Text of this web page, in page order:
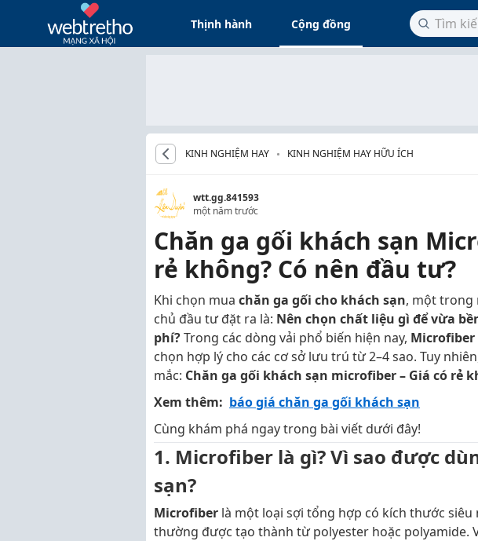
Thịnh hành Cộng đồng
KINH NGHIỆM HAY KINH NGHIỆM HAY HỮU ÍCH
wtt.gg.841593
một năm trước
Chăn ga gối khách sạn
rẻ không? Có nên đầu tư?
Khi chọn mua chăn ga gối cho khách sạn, một trong
chủ đầu tư đặt ra là: Nên chọn chất liệu gì để vừa
phí?Trong các dòng vải phổ biến hiện nay, Microfiber
chọn hợp lý cho các cơ sở lưu trú từ 2–4 sao. Tuy
mắc: Chăn ga gối khách sạn microfiber – Giá có rẻ
Xem thêm: báo giá chăn ga gối khách sạn
Cùng khám phá ngay trong bài viết dưới đây!
1. Microfiber là gì? Vì sao được
sạn?
Microfiber là một loại sợi tổng hợp có kích thước siêu
thường được tạo thành từ polyester hoặc polyamide.